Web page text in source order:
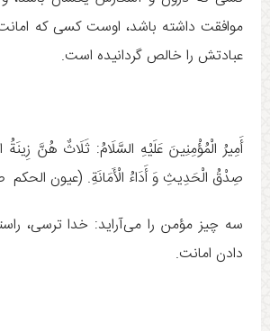
موافقت داشته باشد، اوست كسى كه امانت
عبادتش را خالص گردانیده است.
أَمِيرُ الْمُؤْمِنِينَ عَلَيْهِ السَّلَامُ: ثَلَاثٌ هُنَّ زِينَةُ
صِدْقُ الْحَدِيثِ وَ أَدَاءُ الْأَمَانَةِ. (عيون الحكم ص
سه چيز مؤمن را مى‌آرايد: خدا ترسى،
دادن امانت.